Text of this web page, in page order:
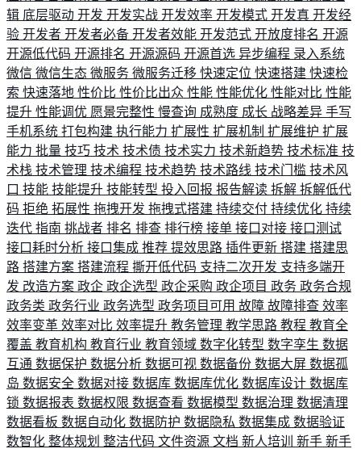
辑 底层驱动 开发 开发实战 开发效率 开发模式 开发真 开发经
验 开发者 开发者必备 开发者效能 开发范式 开放度排名 开源
开源低代码 开源排名 开源源码 开源首选 异步编程 录入系统
微信 微信生态 微服务 微服务迁移 快速定位 快速搭建 快速检
索 快速落地 性价比 性价比出众 性能 性能优化 性能对比 性能
提升 性能调优 愿景完整性 慢查询 成熟度 成长 战略差异 手写
手机系统 打包构建 执行能力 扩展性 扩展机制 扩展维护 扩展
能力 批量 技巧 技术 技术债 技术实力 技术新趋势 技术标准 技
术栈 技术管理 技术编程 技术趋势 技术路线 技术门槛 技术风
口 技能 技能提升 技能转型 投入回报 报告解读 拆解 拆解低代
码 拒绝 拓展性 拖拽开发 拖拽式搭建 持续交付 持续优化 持续
迭代 指南 挑战者 排名 排查 排行榜 接单 接口对接 接口测试
接口耗时分析 接口集成 推荐 提效思路 插件更新 搭建 搭建思
路 搭建方案 搭建流程 撕开低代码 支持二次开发 支持多端开
发 改造方案 政企 政企选型 政企采购 政企项目 政务 政务合规
政务类 政务行业 政务选型 政务项目可用 故障 故障排查 效率
效率变革 效率对比 效率提升 教务管理 教学思路 教程 教育全
覆盖 教育机构 教育行业 教育领域 数字化转型 数字孪生 数据
互通 数据保护 数据分析 数据可视 数据备份 数据大屏 数据孤
岛 数据安全 数据对接 数据库 数据库优化 数据库设计 数据库
锁 数据报表 数据权限 数据查看 数据模型 数据治理 数据清理
数据看板 数据自动化 数据防护 数据隐私 数据集成 数据验证
数智化 整体规划 整洁代码 文件资源 文档 新人培训 新手 新手